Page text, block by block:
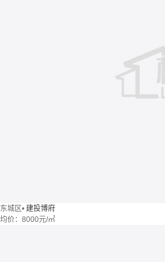
东城区• 建投博府
均价： 8000元/㎡